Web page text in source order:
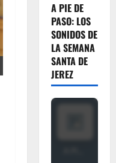
A PIE DE
PASO: LOS
SONIDOS DE
LA SEMANA
SANTA DE
JEREZ